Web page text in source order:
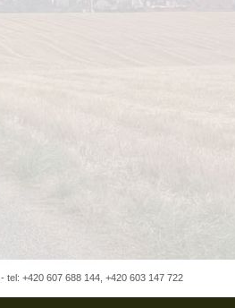
- tel: +420 607 688 144, +420 603 147 722